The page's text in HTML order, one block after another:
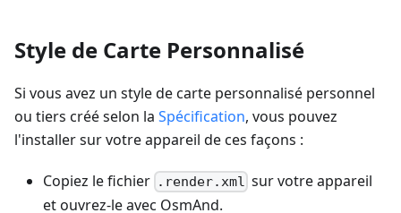
Style de Carte Personnalisé
Si vous avez un style de carte personnalisé personnel
ou tiers créé selon la Spécification, vous pouvez
l'installer sur votre appareil de ces façons :
Copiez le fichier .render.xml sur votre appareil
et ouvrez-le avec OsmAnd.